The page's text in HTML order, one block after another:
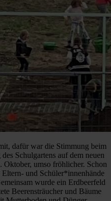
dafür war die Stimmung beim
Schulgartens auf dem neuen
Oktober, umso fröhlicher. Schon
und Schüler*innenhände
wurde ein Erdbeerfeld
Beerensträucher und Bäume